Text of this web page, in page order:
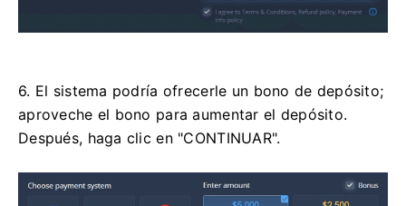
6. El sistema podría ofrecerle un bono de depósito;
aproveche el bono para aumentar el depósito.
Después, haga clic en "CONTINUAR".